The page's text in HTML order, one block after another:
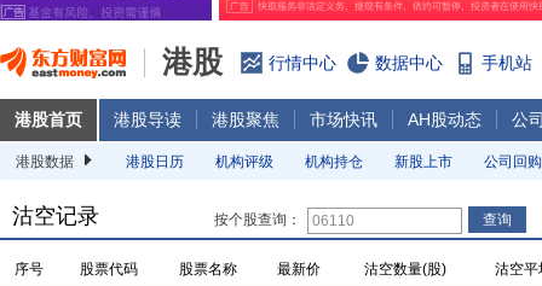
港股 行情中心 数据中心 手机站
港股首页 港股导读 港股聚焦 市场快讯 AH股动态 公
港股数据 港股日历 机构评级 机构持仓 新股上市 公司回购
沽空记录 按个股查询：
序号 股票代码 股票名称 最新价 沽空数量(股) 沽空平